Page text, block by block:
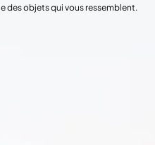
des objets qui vous ressemblent.